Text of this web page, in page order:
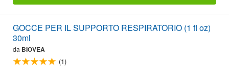
GOCCE PER IL SUPPORTO RESPIRATORIO (1 fl oz)
30ml
da BIOVEA
(1)